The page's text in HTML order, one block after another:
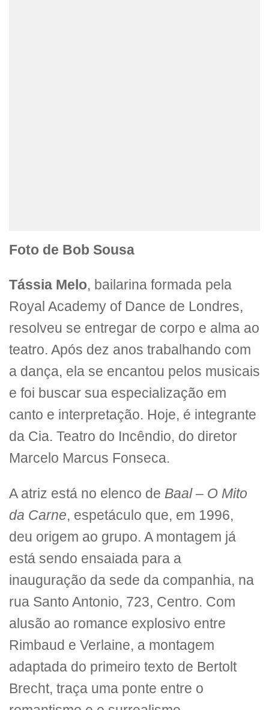
Foto de Bob Sousa
Tássia Melo, bailarina formada pela
Royal Academy of Dance de Londres,
resolveu se entregar de corpo e alma ao
teatro. Após dez anos trabalhando com
a dança, ela se encantou pelos musicais
e foi buscar sua especialização em
canto e interpretação. Hoje, é integrante
da Cia. Teatro do Incêndio, do diretor
Marcelo Marcus Fonseca.
A atriz está no elenco de Baal – O Mito
da Carne, espetáculo que, em 1996,
deu origem ao grupo. A montagem já
está sendo ensaiada para a
inauguração da sede da companhia, na
rua Santo Antonio, 723, Centro. Com
alusão ao romance explosivo entre
Rimbaud e Verlaine, a montagem
adaptada do primeiro texto de Bertolt
Brecht, traça uma ponte entre o